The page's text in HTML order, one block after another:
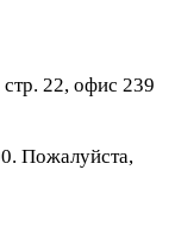
22, офис 239
Пожалуйста,